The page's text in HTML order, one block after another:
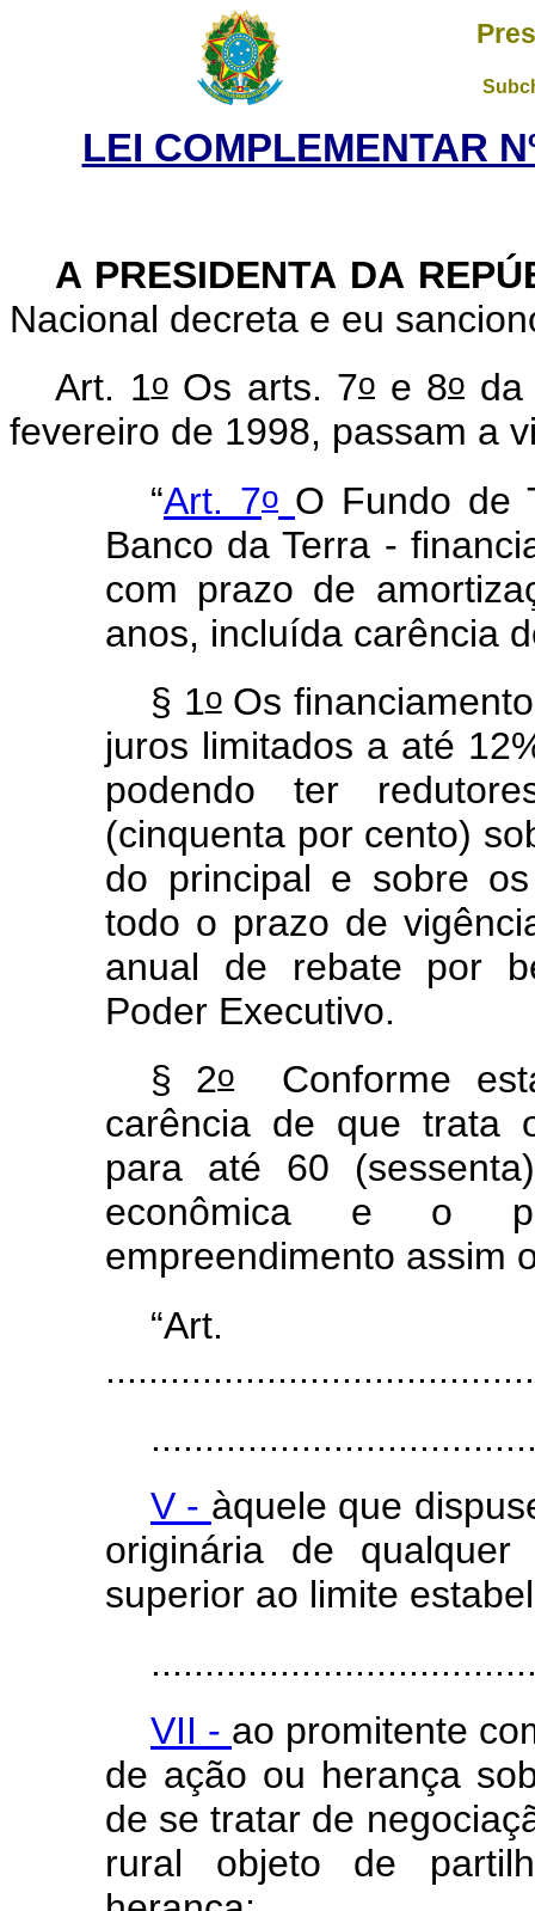
LEI COMPLEMENTAR
A PRESIDENTA DA
Nacional decreta e eu
Art. 1oOs arts. 7o e 8o
fevereiro de 1998, passam a
“Art. 7o O Fundo de
Banco da Terra -
com prazo de
anos, incluída carência
§ 1oOs
juros limitados a até
podendo ter
(cinquenta por cento)
do principal e sobre
todo o prazo de
anual de rebate por
Poder Executivo.
§ 2oConforme
carência de que
para até 60
econômica e o
empreendimento assim
V - àquele que
originária de
superior ao limite
VII - ao promitente
de ação ou herança
de se tratar de
rural objeto de